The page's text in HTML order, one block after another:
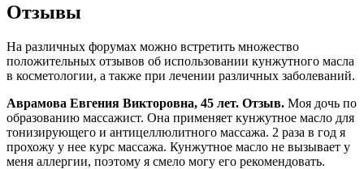
Отзывы
На различных форумах можно встретить множество
положительных отзывов об использовании кунжутного масла
в косметологии, а также при лечении различных заболеваний.
Аврамова Евгения Викторовна, 45 лет. Отзыв. Моя дочь по
образованию массажист. Она применяет кунжутное масло для
тонизирующего и антицеллюлитного массажа. 2 раза в год я
прохожу у нее курс массажа. Кунжутное масло не вызывает у
меня аллергии, поэтому я смело могу его рекомендовать.